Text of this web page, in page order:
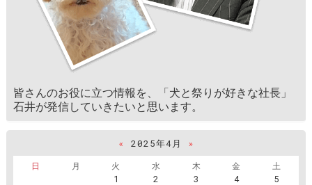
皆さんのお役に立つ情報を、「犬と祭りが好きな社長」
石井が発信していきたいと思います。
« 2025年4月
»
日
月 火 水 木 金
土
1
2 3 4
5